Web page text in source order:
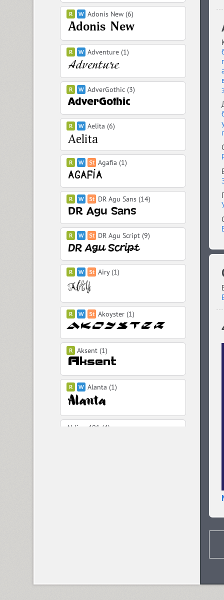
Adonis New (6)
Adventure (1)
AdverGothic (3)
Aelita (6)
Agafia (1)
DR Agu Sans (14)
DR Agu Script (9)
Airy (1)
Akoyster (1)
Aksent (1)
Alanta (1)
Aldine 401 (4)